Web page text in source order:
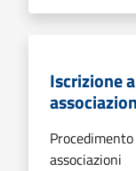
Iscrizione
associazioni